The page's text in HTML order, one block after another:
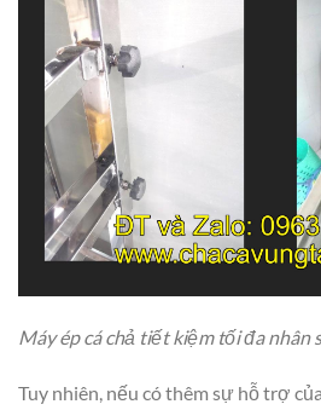
Máy ép cá chả tiết kiệm tối đa nhân
Tuy nhiên, nếu có thêm sự hỗ trợ